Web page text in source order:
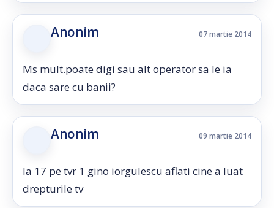
Anonim 07 martie 2014
Ms mult.poate digi sau alt operator sa le ia
daca sare cu banii?
Anonim 09 martie 2014
la 17 pe tvr 1 gino iorgulescu aflati cine a luat
drepturile tv